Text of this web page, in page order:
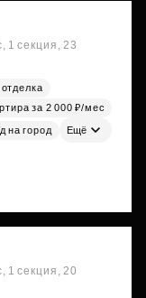
1 секция, 23
за 2 000 ₽/мес
на город Ещё
1 секция, 20